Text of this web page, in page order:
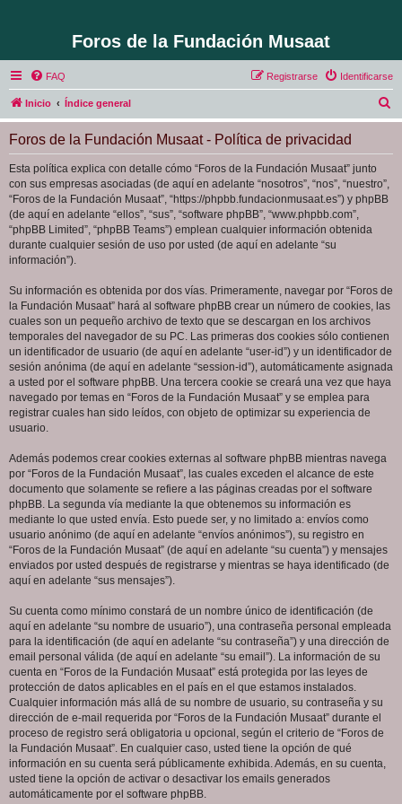
Foros de la Fundación Musaat
FAQ Identificarse
Registrarse
Inicio Índice general
u
Foros de la Fundación Musaat - Política de privacidad
Esta política explica con detalle cómo “Foros de la Fundación Musaat” junto
con sus empresas asociadas (de aquí en adelante “nosotros”, “nos”, “nuestro”,
“Foros de la Fundación Musaat”, “https://phpbb.fundacionmusaat.es”) y phpBB
(de aquí en adelante “ellos”, “sus”, “software phpBB”, “www.phpbb.com”,
“phpBB Limited”, “phpBB Teams”) emplean cualquier información obtenida
durante cualquier sesión de uso por usted (de aquí en adelante “su
información”).
Su información es obtenida por dos vías. Primeramente, navegar por “Foros de
la Fundación Musaat” hará al software phpBB crear un número de cookies, las
cuales son un pequeño archivo de texto que se descargan en los archivos
temporales del navegador de su PC. Las primeras dos cookies sólo contienen
un identificador de usuario (de aquí en adelante “user-id”) y un identificador de
sesión anónima (de aquí en adelante “session-id”), automáticamente asignada
a usted por el software phpBB. Una tercera cookie se creará una vez que haya
navegado por temas en “Foros de la Fundación Musaat” y se emplea para
registrar cuales han sido leídos, con objeto de optimizar su experiencia de
usuario.
Además podemos crear cookies externas al software phpBB mientras navega
por “Foros de la Fundación Musaat”, las cuales exceden el alcance de este
documento que solamente se refiere a las páginas creadas por el software
phpBB. La segunda vía mediante la que obtenemos su información es
mediante lo que usted envía. Esto puede ser, y no limitado a: envíos como
usuario anónimo (de aquí en adelante “envíos anónimos”), su registro en
“Foros de la Fundación Musaat” (de aquí en adelante “su cuenta”) y mensajes
enviados por usted después de registrarse y mientras se haya identificado (de
aquí en adelante “sus mensajes”).
Su cuenta como mínimo constará de un nombre único de identificación (de
aquí en adelante “su nombre de usuario”), una contraseña personal empleada
para la identificación (de aquí en adelante “su contraseña”) y una dirección de
email personal válida (de aquí en adelante “su email”). La información de su
cuenta en “Foros de la Fundación Musaat” está protegida por las leyes de
protección de datos aplicables en el país en el que estamos instalados.
Cualquier información más allá de su nombre de usuario, su contraseña y su
dirección de e-mail requerida por “Foros de la Fundación Musaat” durante el
proceso de registro será obligatoria u opcional, según el criterio de “Foros de
la Fundación Musaat”. En cualquier caso, usted tiene la opción de qué
información en su cuenta será públicamente exhibida. Además, en su cuenta,
usted tiene la opción de activar o desactivar los emails generados
automáticamente por el software phpBB.